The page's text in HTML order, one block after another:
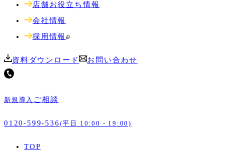
店舗お役立ち情報
会社情報
採用情報
資料ダウンロード お問い合わせ
新規導入 ご相談
0120-599-536 (平日 10:00 - 19:00)
TOP